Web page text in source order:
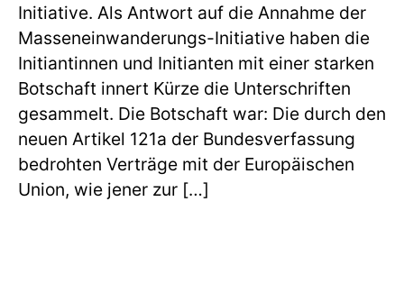
Initiative. Als Antwort auf die Annahme der
Masseneinwanderungs-Initiative haben die
Initiantinnen und Initianten mit einer starken
Botschaft innert Kürze die Unterschriften
gesammelt. Die Botschaft war: Die durch den
neuen Artikel 121a der Bundesverfassung
bedrohten Verträge mit der Europäischen
Union, wie jener zur […]